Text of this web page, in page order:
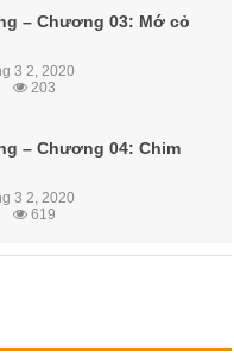
– Chương 03: Mớ cỏ
3 2, 2020
203
– Chương 04: Chim
3 2, 2020
619